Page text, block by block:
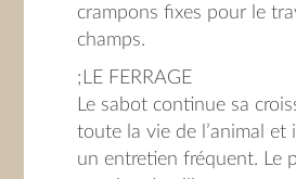
crampons fixes pour le
champs.
;LE FERRAGE
Le sabot continue sa
toute la vie de l’animal et
un entretien fréquent. Le